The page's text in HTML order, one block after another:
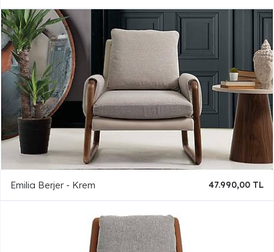
Emilia Berjer - Krem 47.990,00 TL